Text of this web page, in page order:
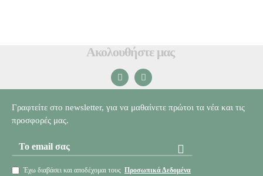
Ακολουθήστε μας
Γραφτείτε στο newsletter, για να μαθαίνετε πρώτοι τα νέα και τις
προσφορές μας.
Έχω διαβάσει και αποδέχομαι τους Προσωπικά Δεδομένα